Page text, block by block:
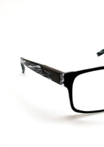
и мешки (1412)
и здоровье (353)